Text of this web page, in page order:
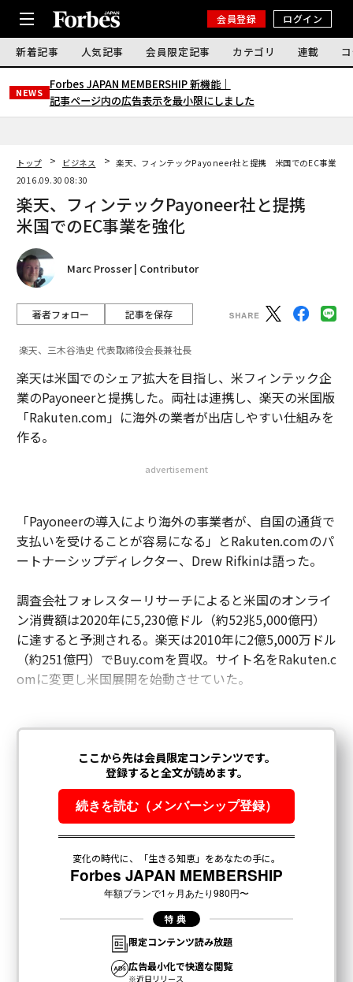
会員登録 ログイン
新着記事 人気記事 会員限定記事 カテゴリ 連載
NEWS
Forbes JAPAN MEMBERSHIP 新機能｜
記事ページ内の広告表示を最小限にしました
トップ ビジネス
楽天、フィンテックPayoneer社と提携 米国でのEC事業を
2016.09.30 08:30
楽天、フィンテックPayoneer社と提携
米国でのEC事業を強化
Marc Prosser | Contributor
著者フォロー 記事を保存
楽天、三木谷浩史 代表取締役会長兼社長
楽天は米国でのシェア拡大を目指し、米フィンテック企
業のPayoneerと提携した。両社は連携し、楽天の米国版
「Rakuten.com」に海外の業者が出店しやすい仕組みを
作る。
advertisement
「Payoneerの導入により海外の事業者が、自国の通貨で
支払いを受けることが容易になる」とRakuten.comのパ
ートナーシップディレクター、Drew Rifkinは語った。
調査会社フォレスターリサーチによると米国のオンライ
ン消費額は2020年に5,230億ドル（約52兆5,000億円）
に達すると予測される。楽天は2010年に2億5,000万ドル
（約251億円）でBuy.comを買収。サイト名をRakuten.c
omに変更し米国展開を始動させていた。